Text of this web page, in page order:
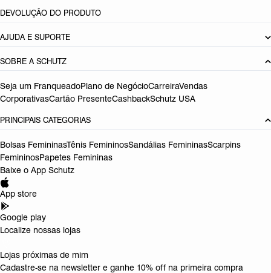
DEVOLUÇÃO DO PRODUTO
AJUDA E SUPORTE
SOBRE A SCHUTZ
Seja um FranqueadoPlano de NegócioCarreiraVendas
CorporativasCartão PresenteCashbackSchutz USA
PRINCIPAIS CATEGORIAS
Bolsas FemininasTênis FemininosSandálias FemininasScarpins
FemininosPapetes Femininas
Baixe o App Schutz
App store
Google play
Localize nossas lojas
Lojas próximas de mim
Cadastre-se na newsletter e ganhe 10% off na primeira compra